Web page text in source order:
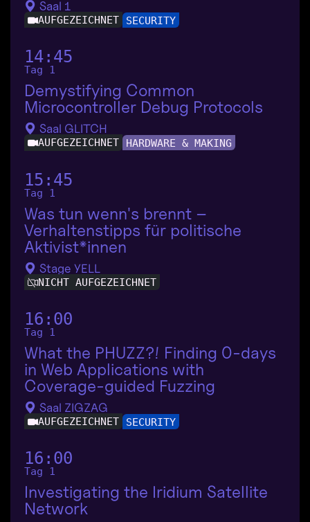
Saal 1
AUFGEZEICHNET SECURITY
14:45
Tag 1
Demystifying Common
Microcontroller Debug Protocols
Saal GLITCH
AUFGEZEICHNET HARDWARE & MAKING
15:45
Tag 1
Was tun wenn's brennt –
Verhaltenstipps für politische
Aktivist*innen
Stage YELL
NICHT AUFGEZEICHNET
16:00
Tag 1
What the PHUZZ?! Finding 0-days
in Web Applications with
Coverage-guided Fuzzing
Saal ZIGZAG
AUFGEZEICHNET SECURITY
16:00
Tag 1
Investigating the Iridium Satellite
Network